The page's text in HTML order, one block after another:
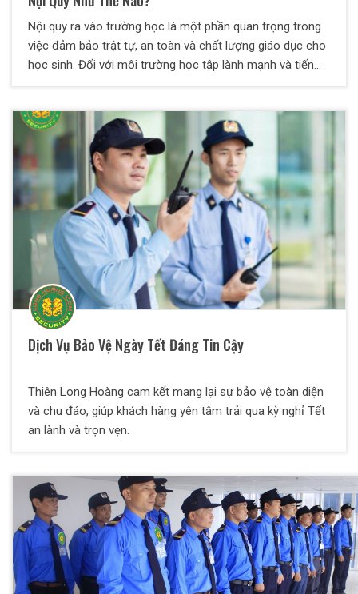
Nội quy ra vào trường học là một phần quan trọng trong
việc đảm bảo trật tự, an toàn và chất lượng giáo dục cho
học sinh. Đối với môi trường học tập lành mạnh và tiến
Dịch Vụ Bảo Vệ Ngày Tết Đáng Tin Cậy
Thiên Long Hoàng cam kết mang lại sự bảo vệ toàn diện
và chu đáo, giúp khách hàng yên tâm trải qua kỳ nghỉ Tết
an lành và trọn vẹn.